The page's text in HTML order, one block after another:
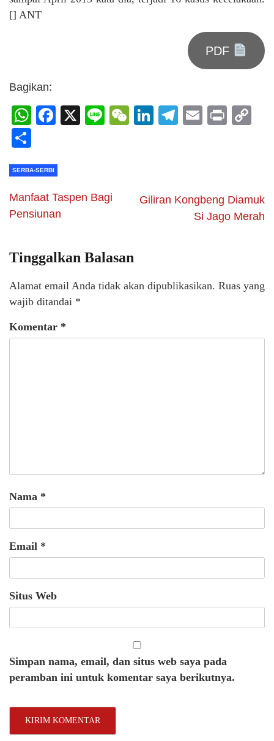
[] ANT
PDF
Bagikan:
WhatsApp
Facebook
X LineWeChat
LinkedIn
Telegram
Email
Print
SERBA-SERBI
Manfaat Taspen Bagi
Pensiunan
Giliran Kongbeng Diamuk
Si Jago Merah
Tinggalkan Balasan
Alamat email Anda tidak akan dipublikasikan. Ruas yang
wajib ditandai *
Komentar *
Nama *
Email *
Situs Web
Simpan nama, email, dan situs web saya pada
peramban ini untuk komentar saya berikutnya.